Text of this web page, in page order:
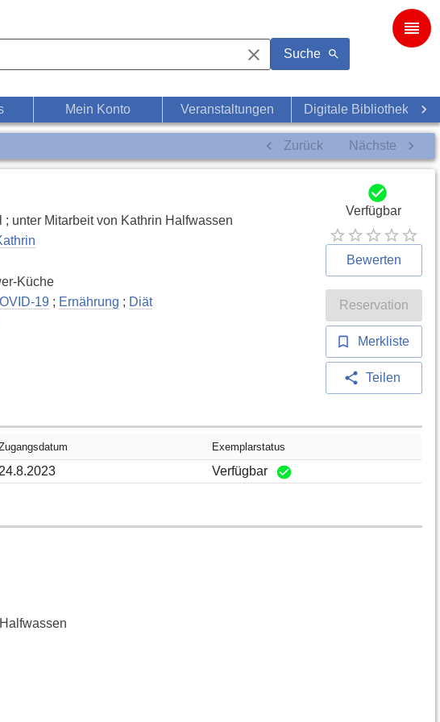
Suche
Mein Konto Veranstaltungen Digitale Bibliothek
Zurück Nächste
; unter Mitarbeit von Kathrin Halfwassen
Küche
19 ; Ernährung ; Diät
Verfügbar
Bewerten
Reservation
Merkliste
Teilen
Exemplarstatus
24.8.2023 Verfügbar